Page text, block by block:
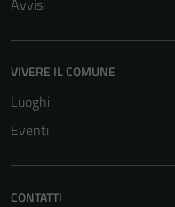
Avvisi
VIVERE IL COMUNE
Luoghi
Eventi
CONTATTI